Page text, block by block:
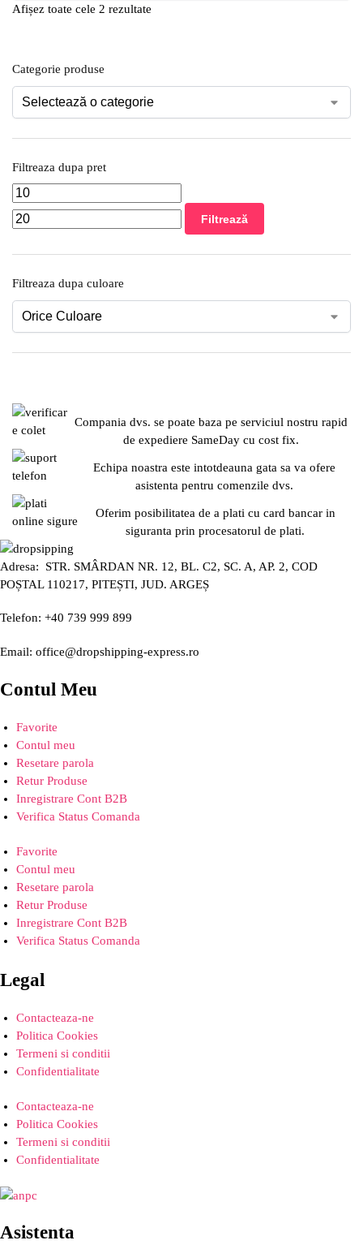
Afișez toate cele 2 rezultate
Categorie produse
Filtreaza dupa pret
Filtrează
Filtreaza dupa culoare
Compania dvs. se poate baza pe serviciul nostru rapid
de expediere SameDay cu cost fix.
Echipa noastra este intotdeauna gata sa va ofere
asistenta pentru comenzile dvs.
Oferim posibilitatea de a plati cu card bancar in
siguranta prin procesatorul de plati.
Adresa: STR. SMÂRDAN NR. 12, BL. C2, SC. A, AP. 2, COD
POȘTAL 110217, PITEȘTI, JUD. ARGEȘ
Telefon: +40 739 999 899
Email: office@dropshipping-express.ro
Contul Meu
Favorite
Contul meu
Resetare parola
Retur Produse
Inregistrare Cont B2B
Verifica Status Comanda
Favorite
Contul meu
Resetare parola
Retur Produse
Inregistrare Cont B2B
Verifica Status Comanda
Legal
Contacteaza-ne
Politica Cookies
Termeni si conditii
Confidentialitate
Contacteaza-ne
Politica Cookies
Termeni si conditii
Confidentialitate
Asistenta